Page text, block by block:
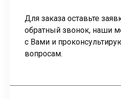
Для заказа оставьте
обратный звонок, наши
с Вами и
вопросам.